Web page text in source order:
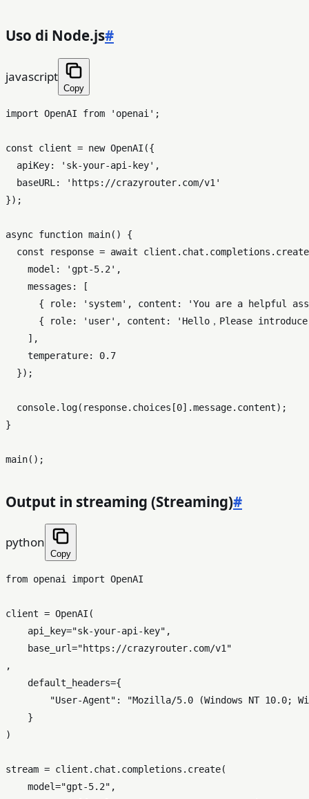
Uso di Node.js#
javascript
Copy
import OpenAI from 'openai' ;
const client = new OpenAI ({
apiKey: 'sk-your-api-key' ,
baseURL :
'https://crazyrouter.com/v1'
});
async function main( ) {
const response = await client. chat . completions . create
model : 'gpt-5.2' ,
messages : [
      {
role: 'system' , content :
'You are a helpful
      {
role: 'user' , content :
'Hello，Please
    ],
temperature: 0.7
  });
console. log(response. choices [0].message. content);
}
main
Output in streaming (Streaming)#
python
Copy
from openai import OpenAI
client = OpenAI(
    api_key=
"sk-your-api-key" ,
    base_url=
"https://crazyrouter.com/v1"
,
    default_headers={
"User-Agent" :
"Mozilla/5.0 (Windows NT 10.0;
    }
)
stream = client.chat.completions.create(
    model=
"gpt-5.2" ,